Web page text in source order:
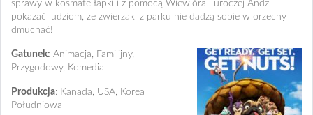
sprawy w kosmate łapki i z pomocą Wiewióra i uroczej Andzi
pokazać ludziom, że zwierzaki z parku nie dadzą sobie w orzechy
dmuchać!
Gatunek: Animacja, Familijny,
Przygodowy, Komedia
Produkcja: Kanada, USA, Korea
Południowa